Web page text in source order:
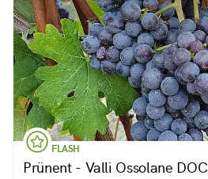
FLASH
Prünent - Valli Ossolane DOC